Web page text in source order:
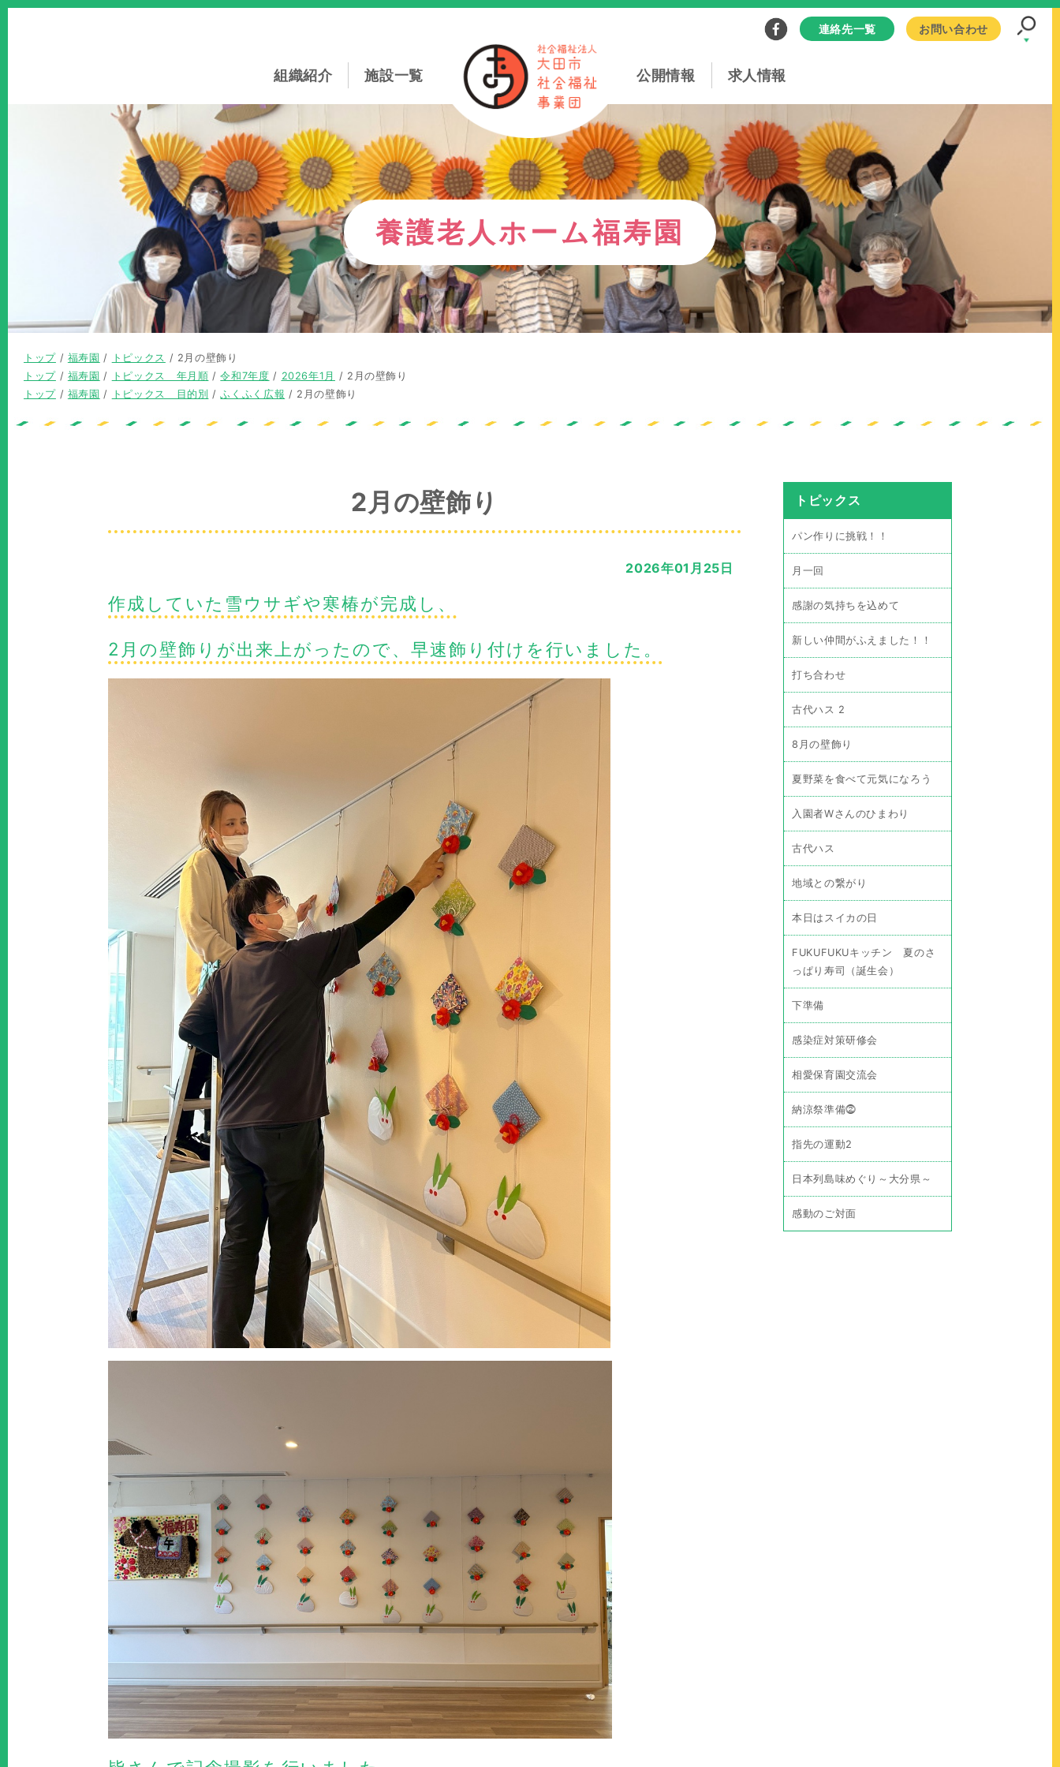
このページの本文へ
連絡先一覧 お問い合わせ
組織紹介 施設一覧 公開情報 求人情報
養護老人ホーム福寿園
現
在
の
トップ/ 福寿園 / トピックス / 2月の壁飾り
現
在
トップ/ 福寿園 / トピックス 年月順 /令和7年度 / 2026年1月 / 2月の壁飾り
現
トップ/ 福寿園 / トピックス 目的別 /ふくふく広報 / 2月の壁飾り
2月の壁飾り
2026年01月25日
作成していた雪ウサギや寒椿が完成し、
2月の壁飾りが出来上がったので、早速飾り付けを行いました。
トピックス
パン作りに挑戦！！
月一回
感謝の気持ちを込めて
新しい仲間がふえました！！
打ち合わせ
古代ハス 2
8月の壁飾り
夏野菜を食べて元気になろう
入園者Wさんのひまわり
古代ハス
地域との繋がり
本日はスイカの日
FUKUFUKUキッチン 夏のさ
っぱり寿司（誕生会）
下準備
感染症対策研修会
相愛保育園交流会
納涼祭準備⓶
指先の運動2
日本列島味めぐり～大分県～
感動のご対面